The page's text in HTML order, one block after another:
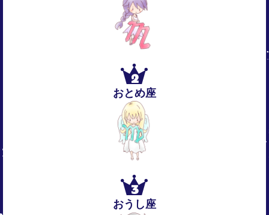
2
おとめ座
3
おうし座